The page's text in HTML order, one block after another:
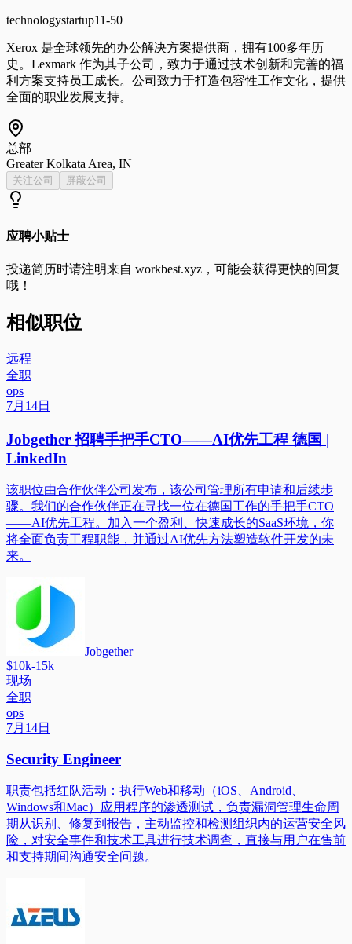
technologystartup11-50
Xerox 是全球领先的办公解决方案提供商，拥有100多年历
史。Lexmark 作为其子公司，致力于通过技术创新和完善的福
利方案支持员工成长。公司致力于打造包容性工作文化，提供
全面的职业发展支持。
总部
Greater Kolkata Area, IN
关注公司 屏蔽公司
应聘小贴士
投递简历时请注明来自 workbest.xyz ，可能会获得更快的回复
哦！
相似职位
远程
全职
ops
7月14日
Jobgether 招聘手把手CTO——AI优先工程 德国 |
LinkedIn
该职位由合作伙伴公司发布，该公司管理所有申请和后续步
骤。我们的合作伙伴正在寻找一位在德国工作的手把手CTO
——AI优先工程。加入一个盈利、快速成长的SaaS环境，你
将全面负责工程职能，并通过AI优先方法塑造软件开发的未
来。
Jobgether
$10k-15k
现场
全职
ops
7月14日
Security Engineer
职责包括红队活动：执行Web和移动（iOS、Android、
Windows和Mac）应用程序的渗透测试，负责漏洞管理生命周
期从识别、修复到报告，主动监控和检测组织内的运营安全风
险，对安全事件和技术工具进行技术调查，直接与用户在售前
和支持期间沟通安全问题。